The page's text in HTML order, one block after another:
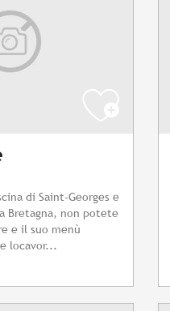
di Saint-Georges e
Bretagna, non potete
e il suo menù
locavor...